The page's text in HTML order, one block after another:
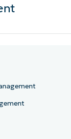
di
dei nostri
Mostra di più